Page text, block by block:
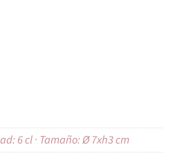
6 cl · Tamaño: Ø 7xh3 cm